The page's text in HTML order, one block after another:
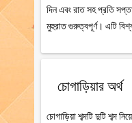
দিন এবং রাত সহ প্রতি
মুহুরাত গুরুত্বপূর্ণ। এটি
চোগাড়িয়ার অর্থ
চোগাড়িয়া শব্দটি দুটি শব্দ